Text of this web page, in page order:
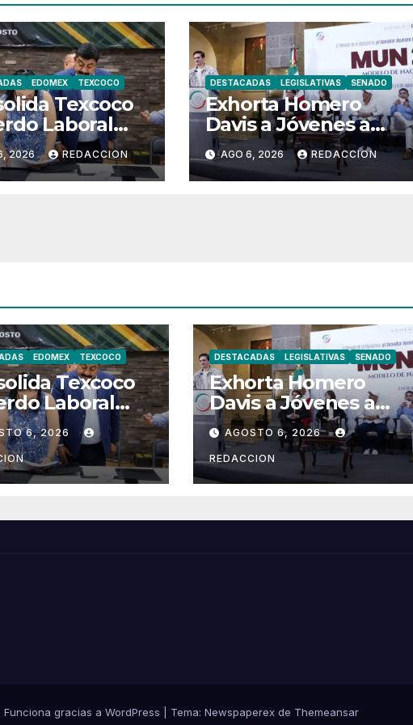
EDOMEX TEXCOCO
Texcoco
Laboral
SUTEYM
2026 REDACCION
DESTACADAS LEGISLATIVAS SENADO
Exhorta Homero
Davis a Jóvenes a
Alzar la voz y
Participar en
México
AGO 6, 2026 REDACCION
EDOMEX TEXCOCO
Texcoco
Laboral
SUTEYM
6, 2026
DESTACADAS LEGISLATIVAS SENADO
Exhorta Homero
Davis a Jóvenes a
Alzar la voz y
Participar en México
AGOSTO 6, 2026
REDACCION
Funciona gracias a WordPress Tema: Newspaperex de Themeansar